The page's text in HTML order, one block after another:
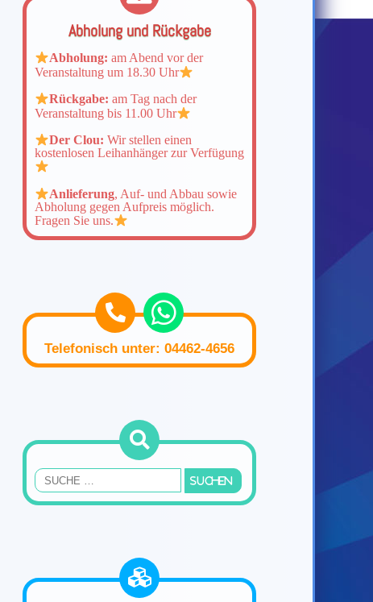
Abholung und Rückgabe
Abholung: am Abend vor der
Veranstaltung um 18.30 Uhr
Rückgabe: am Tag nach der
Veranstaltung bis 11.00 Uhr
Der Clou: Wir stellen einen
kostenlosen Leihanhänger zur Verfügung
Anlieferung, Auf- und Abbau sowie
Abholung gegen Aufpreis möglich.
Fragen Sie uns.
Telefonisch unter: 04462-4656